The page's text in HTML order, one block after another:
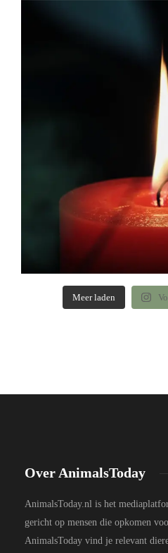
Meer laden
Over AnimalsToday
AnimalsToday.nl is het
gericht op mensen die opkomen
AnimalsToday vind je relevant